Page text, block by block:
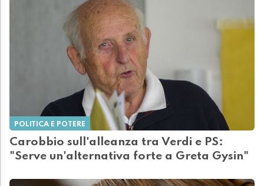
POLITICA E POTERE
Carobbio sull'alleanza tra Verdi e PS:
"Serve un'alternativa forte a Greta Gysin"